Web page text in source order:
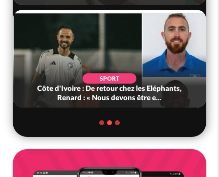
SPORT
Côte d'Ivoire : De retour chez les Eléphants,
Renard : « Nous devons être e...